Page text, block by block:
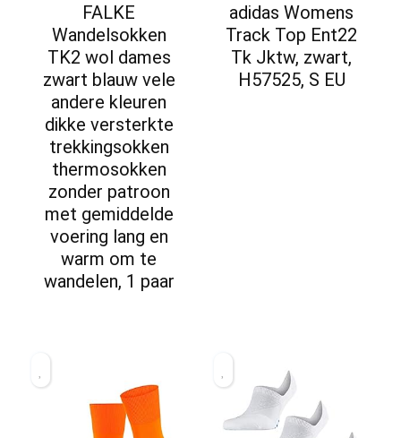
FALKE
Wandelsokken
TK2 wol dames
zwart blauw vele
andere kleuren
dikke versterkte
trekkingsokken
thermosokken
zonder patroon
met gemiddelde
voering lang en
warm om te
wandelen, 1 paar
adidas Womens
Track Top Ent22
Tk Jktw, zwart,
H57525, S EU